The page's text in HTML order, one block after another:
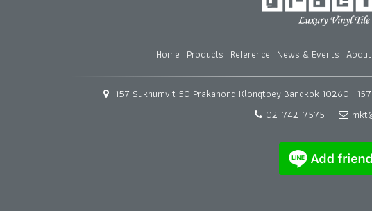
Home Products Reference News & Events
157 Sukhumvit 50 Prakanong Klongtoey Bangkok 10260 I
02-742-7575